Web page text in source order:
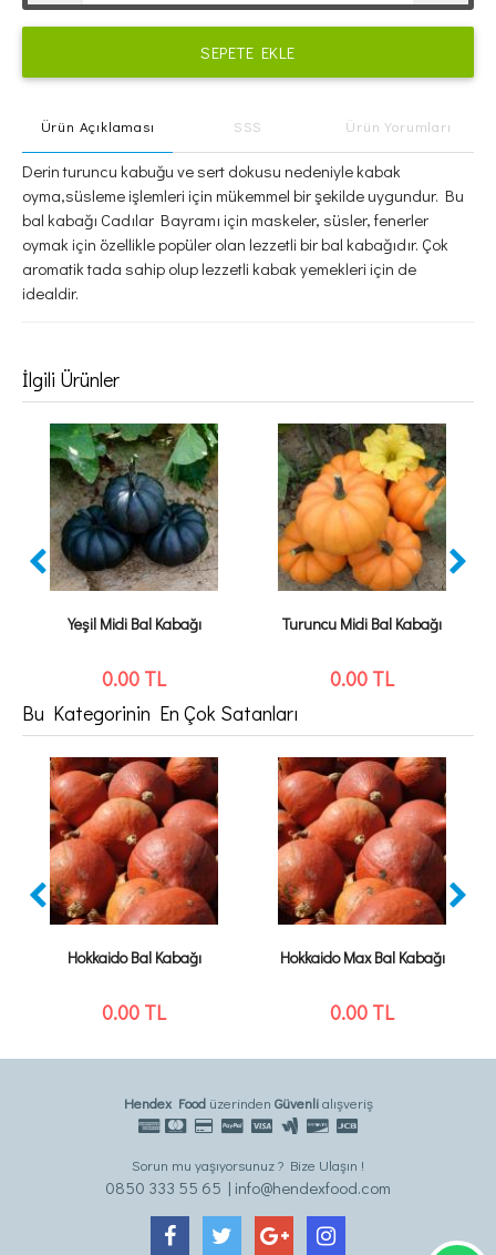
SEPETE EKLE
Ürün Açıklaması SSS Ürün Yorumları
Derin turuncu kabuğu ve sert dokusu nedeniyle kabak
oyma,süsleme işlemleri için mükemmel bir şekilde uygundur. Bu
bal kabağı Cadılar Bayramı için maskeler, süsler, fenerler
oymak için özellikle popüler olan lezzetli bir bal kabağıdır. Çok
aromatik tada sahip olup lezzetli kabak yemekleri için de
idealdir.
İlgili Ürünler
Yeşil Midi Bal Kabağı
0.00 TL
Turuncu Midi Bal Kabağı
0.00 TL
Bu Kategorinin En Çok Satanları
Hokkaido Bal Kabağı
0.00 TL
Hokkaido Max Bal Kabağı
0.00 TL
Hendex Foodüzerinden Güvenlialışveriş
Sorun mu yaşıyorsunuz ? Bize Ulaşın !
0850 333 55 65 | info@hendexfood.com